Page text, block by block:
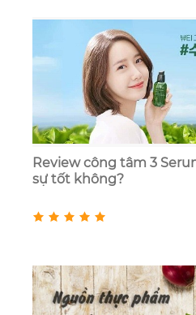
Review công tâm 3
sự tốt không?